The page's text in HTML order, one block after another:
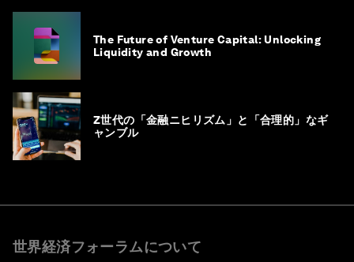
The Future of Venture Capital: Unlocking
Liquidity and Growth
Z世代の「金融ニヒリズム」と「合理的」なギ
ャンブル
世界経済フォーラムについて